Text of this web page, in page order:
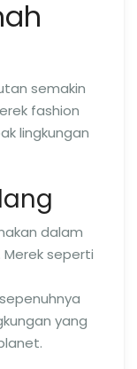
semakin
fashion
lingkungan
dalam
seperti
yang